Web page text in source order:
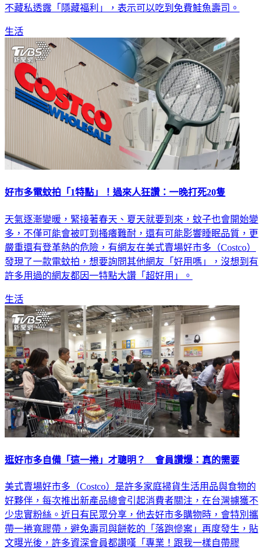
不藏私透露「隱藏福利」，表示可以吃到免費鮭魚壽司。
生活
好市多電蚊拍「1特點」！過來人狂讚：一晚打死20隻
天氣逐漸變暖，緊接著春天、夏天就要到來，蚊子也會開始變
多，不僅可能會被叮到搔癢難耐，還有可能影響睡眠品質，更
嚴重還有登革熱的危險，有網友在美式賣場好市多（Costco）
發現了一款電蚊拍，想要詢問其他網友「好用嗎」，沒想到有
許多用過的網友都因一特點大讚「超好用」。
生活
逛好市多自備「這一捲」才聰明？ 會員讚爆：真的需要
美式賣場好市多（Costco）是許多家庭掃貨生活用品與食物的
好夥伴，每次推出新產品總會引起消費者關注，在台灣擄獲不
少忠實粉絲。近日有民眾分享，他去好市多購物時，會特別攜
帶一捲寬膠帶，避免壽司與餅乾的「落跑慘案」再度發生，貼
文曝光後，許多資深會員都讚嘆「專業！跟我一樣自帶膠